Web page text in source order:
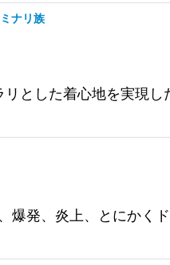
ナリ族
とした着心地を実現
発、炎上、とにかく